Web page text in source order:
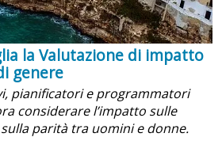
la Valutazione di impatto
genere
pianificatori e programmatori
considerare l’impatto sulle
parità tra uomini e donne.